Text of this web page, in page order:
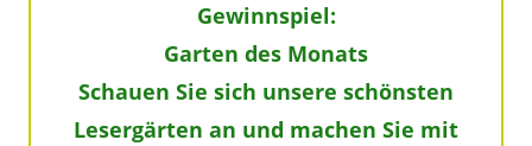
Gewinnspiel:
Garten des Monats
Schauen Sie sich unsere schönsten
Lesergärten an und machen Sie mit